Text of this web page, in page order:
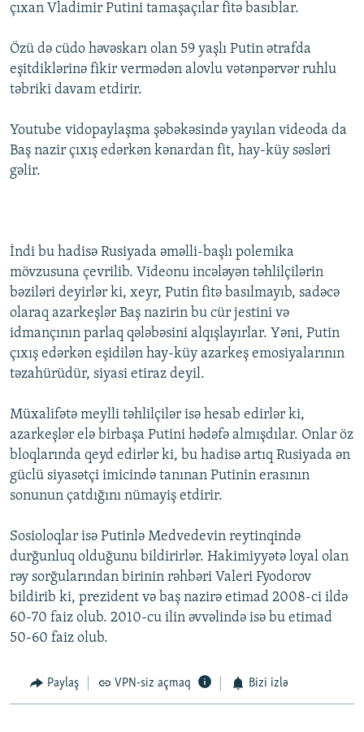
çıxan Vladimir Putini tamaşaçılar fitə basıblar.
Özü də cüdo həvəskarı olan 59 yaşlı Putin ətrafda
eşitdiklərinə fikir vermədən alovlu vətənpərvər ruhlu
təbriki davam etdirir.
Youtube vidopaylaşma şəbəkəsində yayılan videoda da
Baş nazir çıxış edərkən kənardan fit, hay-küy səsləri
gəlir.
İndi bu hadisə Rusiyada əməlli-başlı polemika
mövzusuna çevrilib. Videonu incələyən təhlilçilərin
bəziləri deyirlər ki, xeyr, Putin fitə basılmayıb, sadəcə
olaraq azarkeşlər Baş nazirin bu cür jestini və
idmançının parlaq qələbəsini alqışlayırlar. Yəni, Putin
çıxış edərkən eşidilən hay-küy azarkeş emosiyalarının
təzahürüdür, siyasi etiraz deyil.
Müxalifətə meylli təhlilçilər isə hesab edirlər ki,
azarkeşlər elə birbaşa Putini hədəfə almışdılar. Onlar öz
bloqlarında qeyd edirlər ki, bu hadisə artıq Rusiyada ən
güclü siyasətçi imicində tanınan Putinin erasının
sonunun çatdığını nümayiş etdirir.
Sosioloqlar isə Putinlə Medvedevin reytinqində
durğunluq olduğunu bildirirlər. Hakimiyyətə loyal olan
rəy sorğularından birinin rəhbəri Valeri Fyodorov
bildirib ki, prezident və baş nazirə etimad 2008-ci ildə
60-70 faiz olub. 2010-cu ilin əvvəlində isə bu etimad
50-60 faiz olub.
Paylaş VPN-siz açmaq Bizi izlə